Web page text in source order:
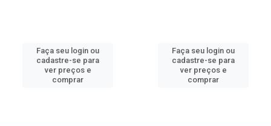
Faça seu login ou
cadastre-se para
ver preços e
comprar
Faça seu login ou
cadastre-se para
ver preços e
comprar